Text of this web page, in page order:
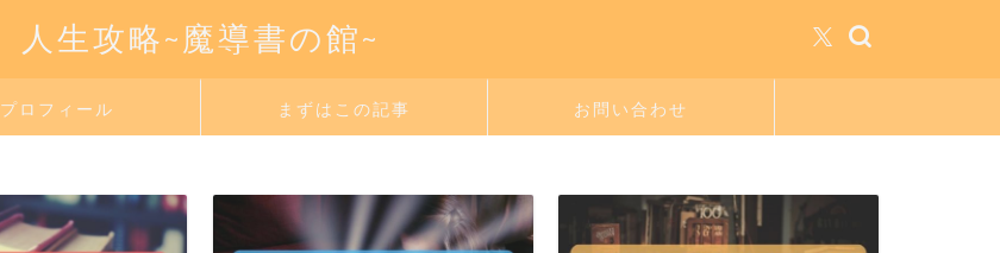
人生攻略~魔導書の館~
プロフィール まずはこの記事 お問い合わせ